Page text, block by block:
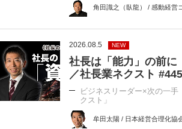
角田識之（臥龍） / 感動経営
2026.08.5 NEW
社長は「能力」の前に
／社長業ネクスト #445
ビジネスリーダー×次の一手
クスト」
牟田太陽 / 日本経営合理化協